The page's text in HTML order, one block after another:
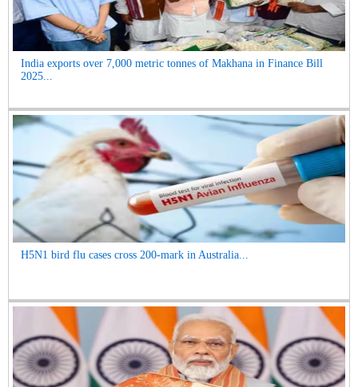
India exports over 7,000 metric tonnes of Makhana in Finance Bill
2025...
H5N1 bird flu cases cross 200-mark in Australia...